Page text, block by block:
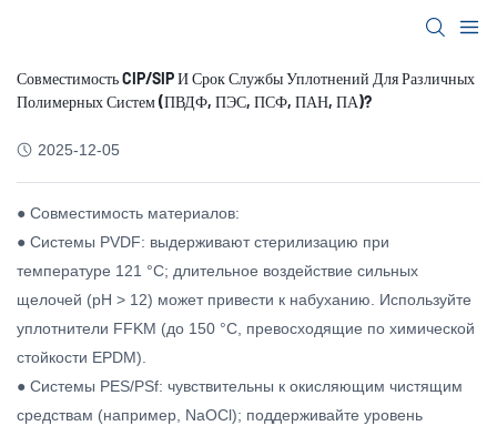
Совместимость CIP/SIP И Срок Службы Уплотнений Для Различных
Полимерных Систем (ПВДФ, ПЭС, ПСФ, ПАН, ПА)?
2025-12-05
● Совместимость материалов:
● Системы PVDF: выдерживают стерилизацию при
температуре 121 °C; длительное воздействие сильных
щелочей (pH > 12) может привести к набуханию. Используйте
уплотнители FFKM (до 150 °C, превосходящие по химической
стойкости EPDM).
● Системы PES/PSf: чувствительны к окисляющим чистящим
средствам (например, NaOCl); поддерживайте уровень